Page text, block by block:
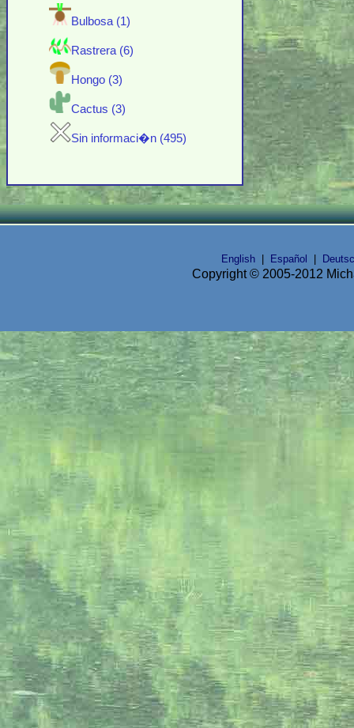
Bulbosa (1)
Rastrera (6)
Hongo (3)
Cactus (3)
Sin informaci�n (495)
English Español
Copyright © 2005-2012